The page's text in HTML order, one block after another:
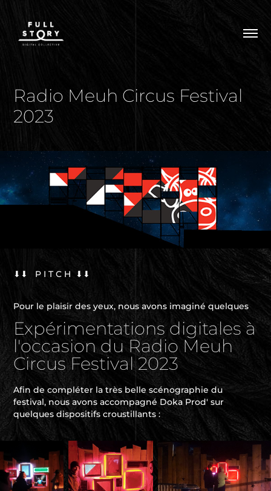
Radio Meuh Circus Festival
2023
⬇⬇ P I T C H ⬇⬇
Pour le plaisir des yeux, nous avons imaginé quelques
Expérimentations digitales à
l'occasion du Radio Meuh
Circus Festival 2023
Afin de compléter la très belle scénographie du
festival, nous avons accompagné Doka Prod' sur
quelques dispositifs croustillants :